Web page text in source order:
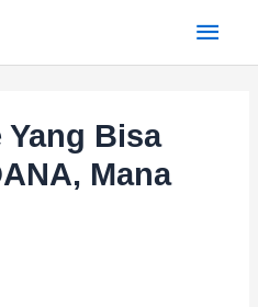
Main
Yang Bisa
Mana